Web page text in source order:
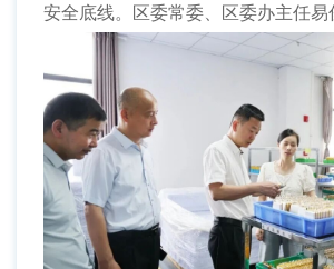
安全底线。区委常委、区委办主任易